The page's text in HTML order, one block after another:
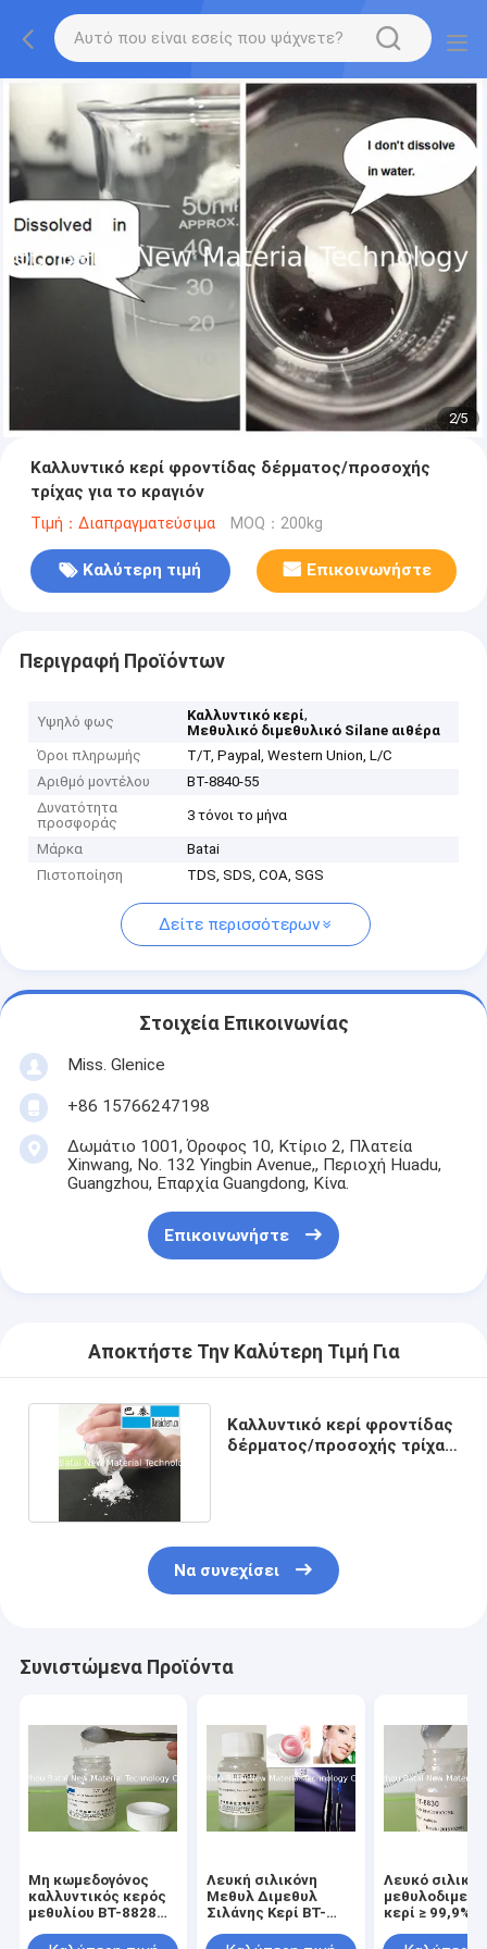
2/5
Καλλυντικό κερί φροντίδας δέρματος/προσοχής
τρίχας για το κραγιόν
Τιμή：Διαπραγματεύσιμα MOQ：200kg
Καλύτερη τιμή Επικοινωνήστε
Περιγραφή Προϊόντων
Υψηλό φως Καλλυντικό κερί,
Μεθυλικό διμεθυλικό Silane αιθέρα
Όροι πληρωμής
T/T, Paypal, Western Union, L/C
Αριθμό μοντέλου
BT-8840-55
Δυνατότητα
προσφοράς
3 τόνοι το μήνα
Μάρκα
Batai
Πιστοποίηση
TDS, SDS, COA, SGS
Δείτε περισσότερων
Στοιχεία Επικοινωνίας
Miss. Glenice
+86 15766247198
Δωμάτιο 1001, Όροφος 10, Κτίριο 2, Πλατεία
Xinwang, No. 132 Yingbin Avenue,, Περιοχή Huadu,
Guangzhou, Επαρχία Guangdong, Κίνα.
Επικοινωνήστε
Αποκτήστε Την Καλύτερη Τιμή Για
Καλλυντικό κερί φροντίδας
δέρματος/προσοχής τρίχας
Να συνεχίσει
Συνιστώμενα Προϊόντα
Μη κωμεδογόνος
καλλυντικός κερός
μεθυλίου BT-8828
ελαφρώς κίτρινος
Λευκή σιλικόνη
Μεθυλ Διμεθυλ
Σιλάνης Κερί BT-
Πόροι
Λευκό
κερί ≥ 99,9%
σύνθεση